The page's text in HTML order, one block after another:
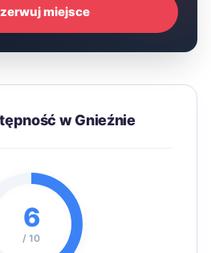
miejsce
w Gnieźnie
6
/ 10